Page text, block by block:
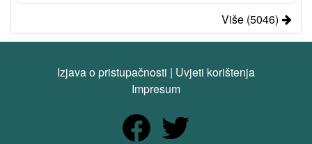
Više (5046)
Izjava o pristupačnosti | Uvjeti korištenja
Impresum